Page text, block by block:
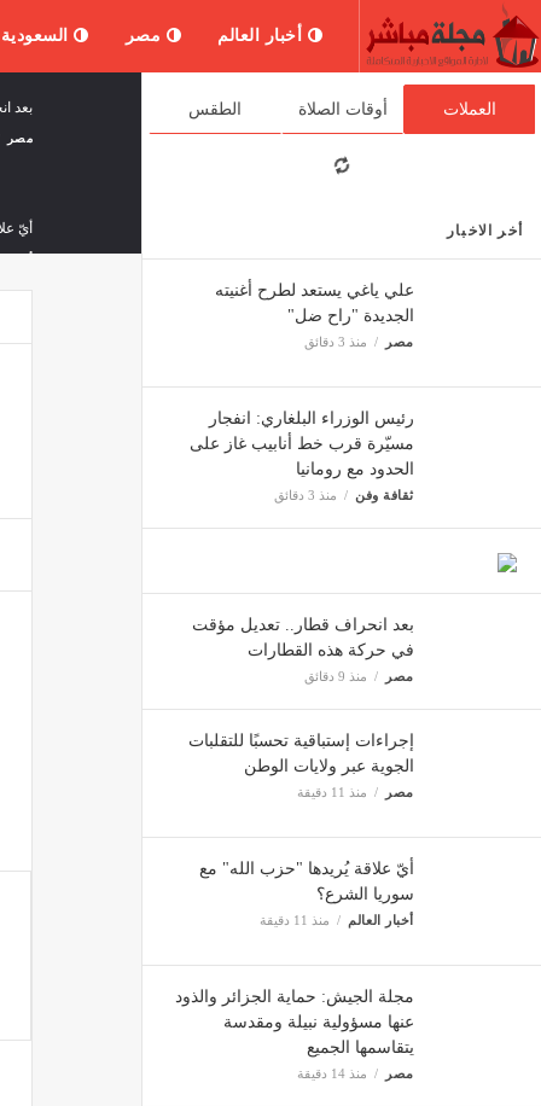
أخبار العالم مصر السعودية
العملات أوقات الصلاة الطقس
أخر الاخبار
علي ياغي يستعد لطرح أغنيته
الجديدة "راح ضل"
مصر منذ 3 دقائق
رئيس الوزراء البلغاري: انفجار
مسيّرة قرب خط أنابيب غاز على
الحدود مع رومانيا
ثقافة وفن منذ 3 دقائق
بعد انحراف قطار.. تعديل مؤقت
في حركة هذه القطارات
مصر منذ 9 دقائق
إجراءات إستباقية تحسبًا للتقلبات
الجوية عبر ولايات الوطن
مصر منذ 11 دقيقة
أيّ علاقة يُريدها "حزب الله" مع
سوريا الشرع؟
أخبار العالم منذ 11 دقيقة
مجلة الجيش: حماية الجزائر والذود
عنها مسؤولية نبيلة ومقدسة
يتقاسمها الجميع
مصر منذ 14 دقيقة
بعد
مصر
أيّ